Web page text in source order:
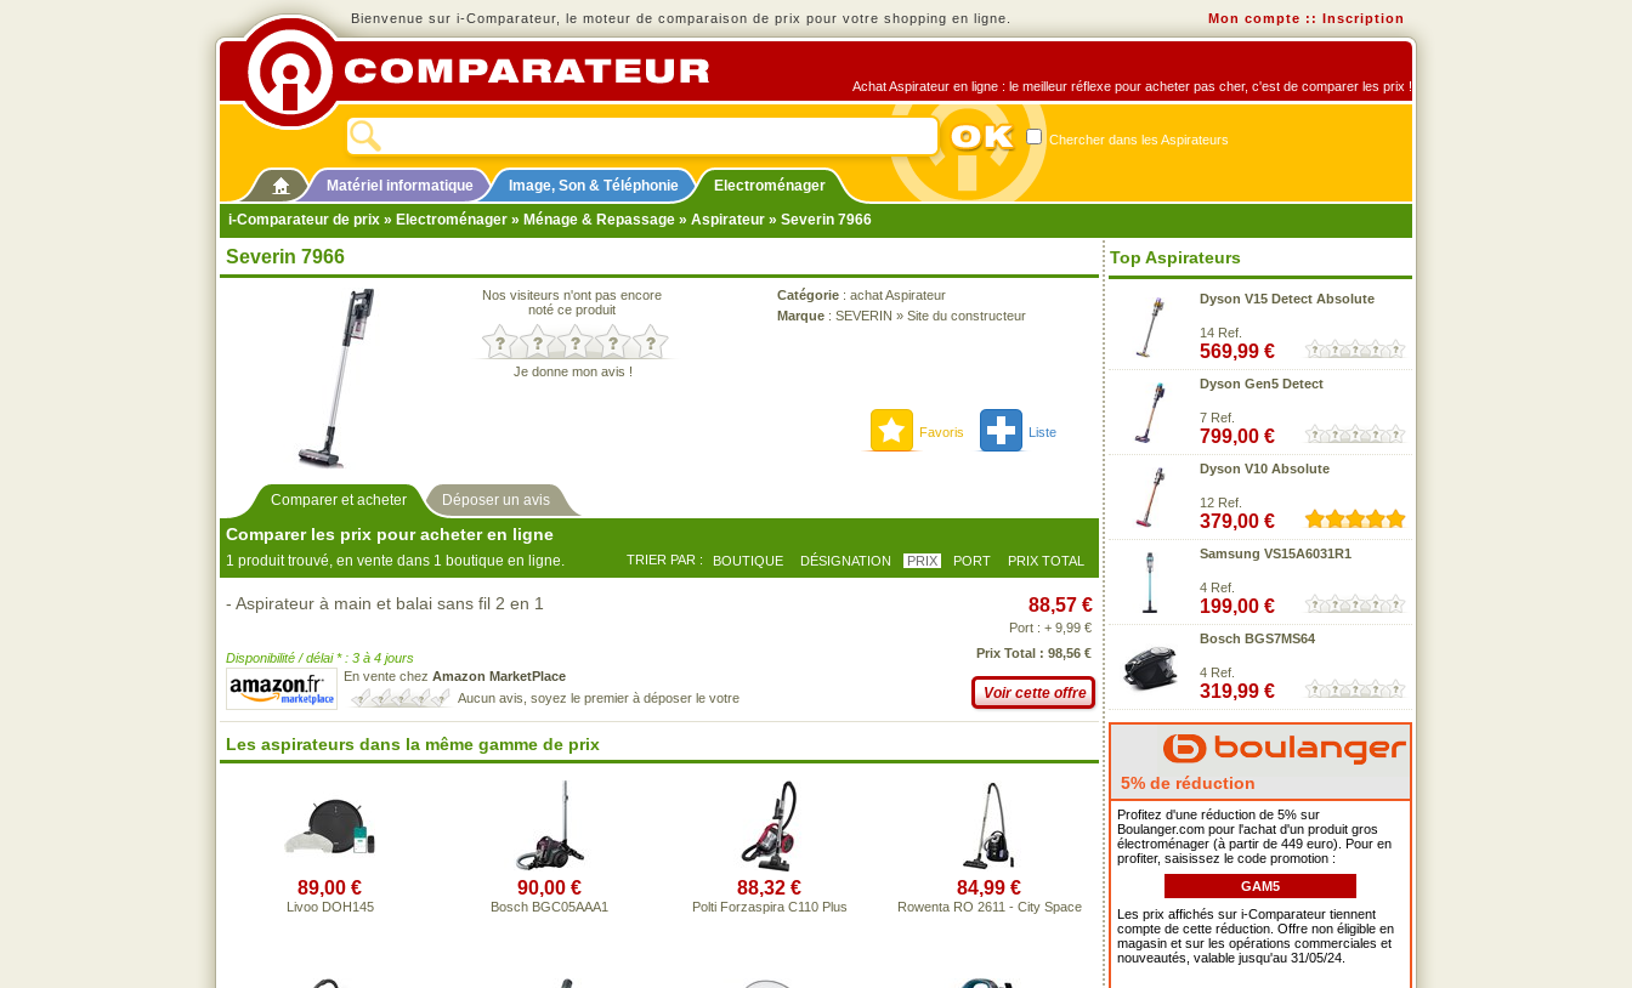
Bienvenue sur i-Comparateur, le moteur de comparaison de prix pour votre shopping en ligne. Mon compte :: Inscription
Achat Aspirateur en ligne : le meilleur réflexe pour acheter pas cher, c'est de comparer les prix !
Chercher dans les Aspirateurs
Matériel informatique Image, Son & Téléphonie
Electroménager
i-Comparateur de prix » Electroménager » Ménage & Repassage » Aspirateur » Severin 7966
Severin 7966
Nos visiteurs n'ont pas encore
noté ce produit
Je donne mon avis !
Catégorie : achat Aspirateur
Marque : SEVERIN » Site du constructeur
Favoris Liste
Comparer et acheter Déposer un avis
Comparer les prix pour acheter en ligne
1 produit trouvé, en vente dans 1 boutique en ligne. TRIER PAR : BOUTIQUE DÉSIGNATION PRIX PORT PRIX TOTAL
- Aspirateur à main et balai sans fil 2 en 1
Disponibilité / délai * : 3 à 4 jours
En vente chez Amazon MarketPlace
Aucun avis, soyez le premier à déposer le votre
88,57 €
Port : + 9,99 €
Prix Total : 98,56 €
Voir cette offre
Les aspirateurs dans la même gamme de prix
89,00 €
Livoo DOH145
90,00 €
Bosch BGC05AAA1
88,32 €
Polti Forzaspira C110 Plus
84,99 €
Rowenta RO 2611 - City Space
Top Aspirateurs
Dyson V15 Detect Absolute
14 Ref.
569,99 €
Dyson Gen5 Detect
7 Ref.
799,00 €
Dyson V10 Absolute
12 Ref.
379,00 €
Samsung VS15A6031R1
4 Ref.
199,00 €
Bosch BGS7MS64
4 Ref.
319,99 €
5% de réduction
Profitez d'une réduction de 5% sur
Boulanger.com pour l'achat d'un produit gros
électroménager (à partir de 449 euro). Pour en
profiter, saisissez le code promotion :
GAM5
Les prix affichés sur i-Comparateur tiennent
compte de cette réduction. Offre non éligible en
magasin et sur les opérations commerciales et
nouveautés, valable jusqu'au 31/05/24.